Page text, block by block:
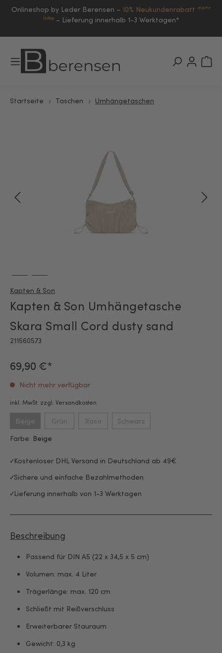
Onlineshop by Leder Berensen – 10% Neukundenrabatt mehr
Infos – Lieferung innerhalb 1-3 Werktagen*
Startseite Taschen Umhängetaschen
Kapten & Son
Kapten & Son Umhängetasche
Skara Small Cord dusty sand
211560573
69,90 €*
Nicht mehr verfügbar
inkl. MwSt. zzgl. Versandkosten
Beige Grün Rosa
Schwarz
Farbe: Beige
Kostenloser DHL Versand in Deutschland ab 49€
Sichere und einfache Bezahlmethoden
Lieferung innerhalb von 1-3 Werktagen
Beschreibung
Passend für DIN A5 (22 x 34,5 x 5 cm)
Volumen: max. 4 Liter
Trägerlänge: max. 120 cm
Schließt mit Reißverschluss
Erweiterbarer Stauraum
Gewicht: 0,3 kg